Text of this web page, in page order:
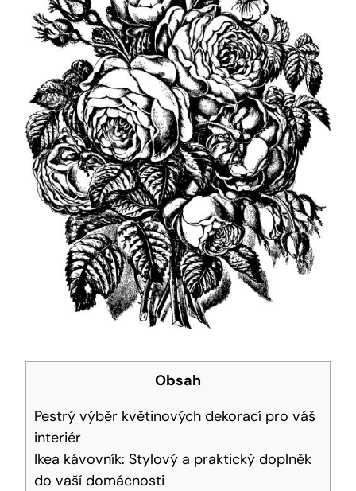
Obsah
Pestrý výběr květinových dekorací pro váš
interiér
Ikea kávovník: Stylový a praktický doplněk
do vaší domácnosti